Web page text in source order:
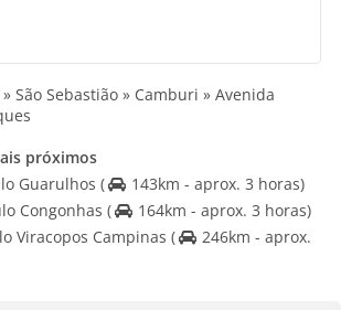
São Sebastião » Camburi » Avenida
próximos
Guarulhos (
143km - aprox. 3 horas)
Congonhas (
164km - aprox. 3 horas)
Viracopos Campinas (
246km - aprox.